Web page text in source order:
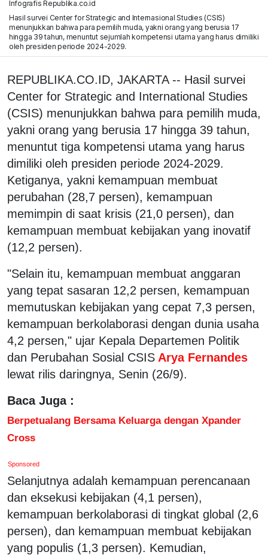
Infografis Republika.co.id
Hasil survei Center for Strategic and Internasional Studies (CSIS)
menunjukkan bahwa para pemilih muda, yakni orang yang berusia 17
hingga 39 tahun, menuntut sejumlah kompetensi utama yang harus dimiliki
oleh presiden periode 2024-2029.
REPUBLIKA.CO.ID, JAKARTA -- Hasil survei
Center for Strategic and International Studies
(CSIS) menunjukkan bahwa para pemilih muda,
yakni orang yang berusia 17 hingga 39 tahun,
menuntut tiga kompetensi utama yang harus
dimiliki oleh presiden periode 2024-2029.
Ketiganya, yakni kemampuan membuat
perubahan (28,7 persen), kemampuan
memimpin di saat krisis (21,0 persen), dan
kemampuan membuat kebijakan yang inovatif
(12,2 persen).
"Selain itu, kemampuan membuat anggaran
yang tepat sasaran 12,2 persen, kemampuan
memutuskan kebijakan yang cepat 7,3 persen,
kemampuan berkolaborasi dengan dunia usaha
4,2 persen," ujar Kepala Departemen Politik
dan Perubahan Sosial CSIS Arya Fernandes
lewat rilis daringnya, Senin (26/9).
Baca Juga :
Berpetualang Bersama Keluarga dengan Xpander
Cross
Sponsored
Selanjutnya adalah kemampuan perencanaan
dan eksekusi kebijakan (4,1 persen),
kemampuan berkolaborasi di tingkat global (2,6
persen), dan kemampuan membuat kebijakan
yang populis (1,3 persen). Kemudian,